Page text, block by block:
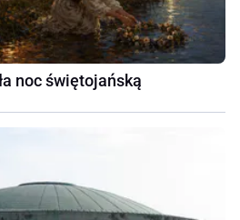
noc świętojańską